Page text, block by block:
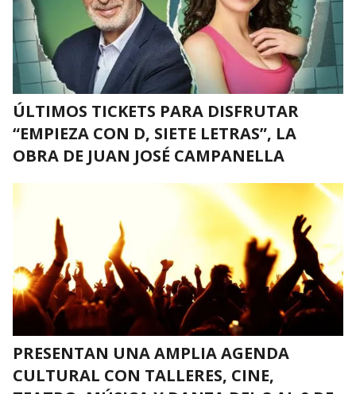
ÚLTIMOS TICKETS PARA DISFRUTAR
“EMPIEZA CON D, SIETE LETRAS”, LA
OBRA DE JUAN JOSÉ CAMPANELLA
PRESENTAN UNA AMPLIA AGENDA
CULTURAL CON TALLERES, CINE,